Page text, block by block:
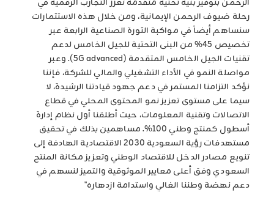
الرحمن بتوفير بنية تحتية متقدمة تعزز التجارب الرقمية في
رحلة ضيوف الرحمن الإيمانية، ومن خلال هذه الاستثمارات
سنساهم أيضاَ في مواكبة الثورة الصناعية الرابعة عبر
تخصيص 45% من البنى التحتية للجيل الخامس لدعم
تقنيات الجيل الخامس المتقدمة (5G advanced). وعبر
مواصلة النمو في الأداء التشغيلي والمالي للشركة، فإننا
نؤكد التزامنا المستمر في دعم جهود قيادتنا الرشيدة، لا
سيما على مستوى تعزيز نمو المحتوى المحلي في قطاع
الاتصالات وتقنية المعلومات، حيث أطلقنا أول نظام إدارة
أسطول كمنتج وطني 100%. مساهمين بذلك في تحقيق
مستهدفات رؤية السعودية 2030 الاقتصادية الهادفة إلى
تنويع مصادر الدخل للاقتصاد الوطني وتعزيز مكانة المنتج
السعودي وفق أعلى معايير الموثوقية والتميز لنسهم في
دعم نهضة وطننا الغالي واستدامة ازدهاره"